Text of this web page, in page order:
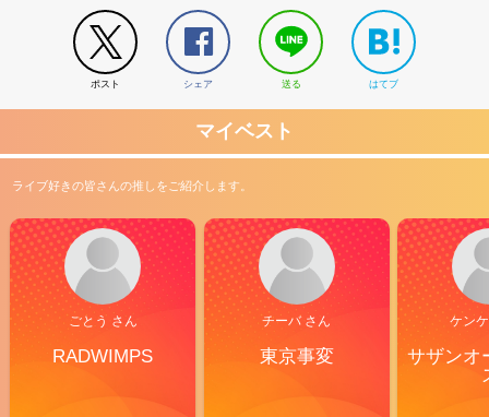
ポスト シェア 送る はてブ
マイベスト
ライブ好きの皆さんの推しをご紹介します。
ごとう さん
RADWIMPS
チーバ さん
東京事変
ケン
サザンオ